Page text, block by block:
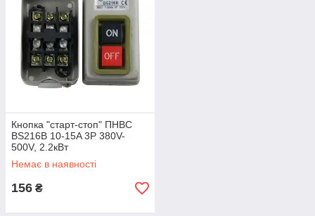
Кнопка "старт-стоп" ПНВС
BS216B 10-15A 3P 380V-
500V, 2.2кВт
Немає в наявності
156 ₴